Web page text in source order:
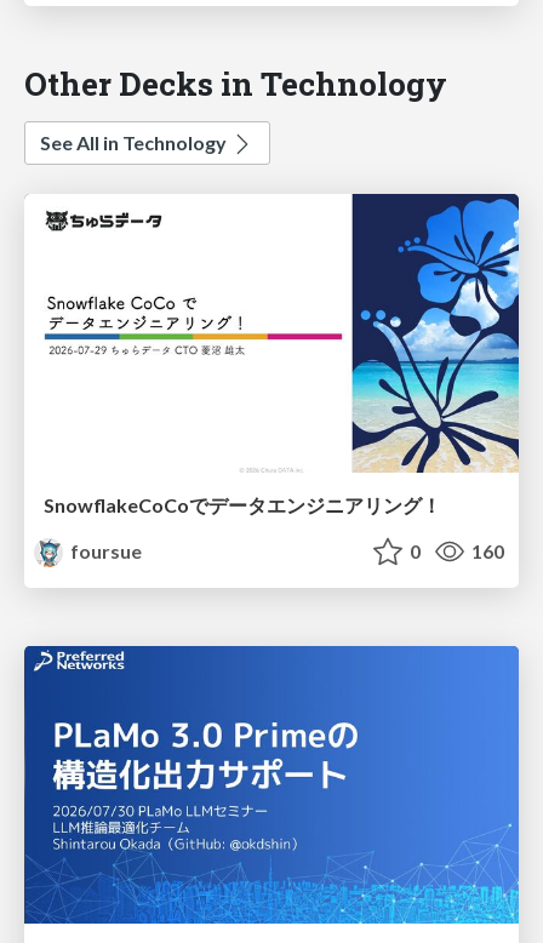
Other Decks in Technology
See All in Technology
SnowflakeCoCoでデータエンジニアリング！
foursue
0 160